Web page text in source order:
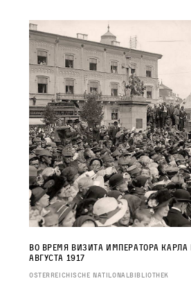
Во время визита императора Карла
августа 1917
Osterreichische Natilonalbibliothek